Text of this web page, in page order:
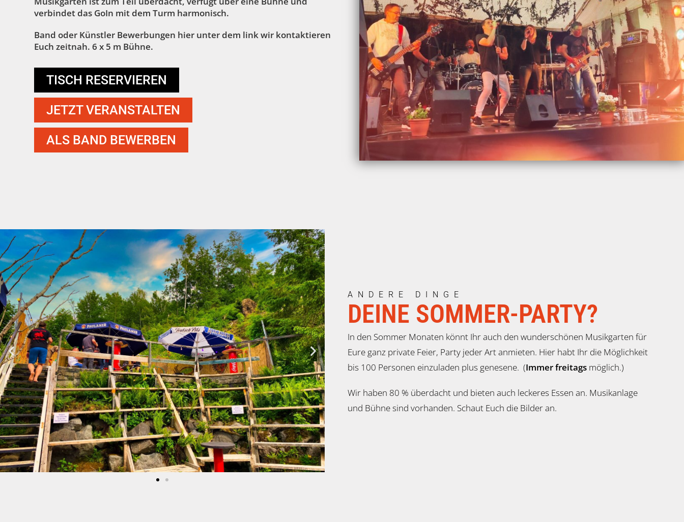
verbindet das GoIn mit dem Turm harmonisch.
Band oder Künstler Bewerbungen hier unter dem link wir kontaktieren
Euch zeitnah. 6 x 5 m Bühne.
TISCH RESERVIEREN
JETZT VERANSTALTEN
ALS BAND BEWERBEN
ANDERE DINGE
DEINE SOMMER-PARTY?
In den Sommer Monaten könnt Ihr auch den wunderschönen Musikgarten für
Eure ganz private Feier, Party jeder Art anmieten. Hier habt Ihr die Möglichkeit
bis 100 Personen einzuladen plus genesene. (Immer freitags möglich.)
Wir haben 80 % überdacht und bieten auch leckeres Essen an. Musikanlage
und Bühne sind vorhanden. Schaut Euch die Bilder an.